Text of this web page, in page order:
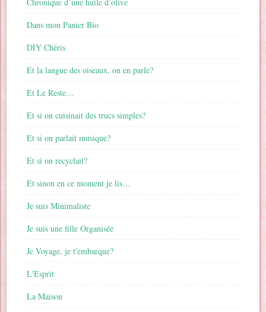
Dans mon Panier Bio
DIY Chéris
Et la langue des oiseaux, on en parle?
Et Le Reste…
Et si on cuisinait des trucs simples?
Et si on parlait musique?
Et si on recyclait?
Et sinon en ce moment je lis…
Je suis Minimaliste
Je suis une fille Organisée
Je Voyage, je t'embarque?
L'Esprit
La Maison